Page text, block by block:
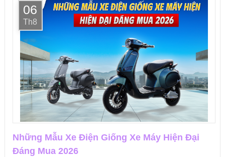
06
Th8
Những Mẫu Xe Điện Giống Xe Máy Hiện Đại
Đáng Mua 2026